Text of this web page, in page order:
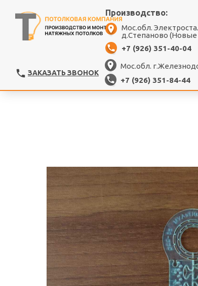
ЗАКАЗАТЬ ЗВОНОК
Мос.обл.
д.Степаново
Мос.обл.
Производство:
+7 (926) 351-40-04
+7 (926) 351-84-44